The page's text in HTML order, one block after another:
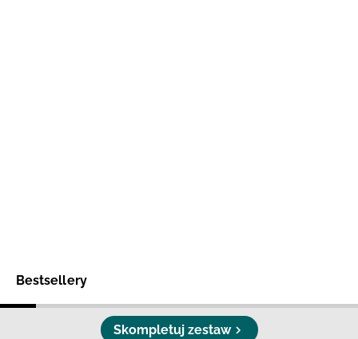
Bestsellery
Skompletuj zestaw